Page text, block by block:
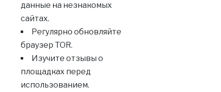
данные на незнакомых
сайтах.
Регулярно обновляйте
браузер TOR.
Изучите отзывы о
площадках перед
использованием.